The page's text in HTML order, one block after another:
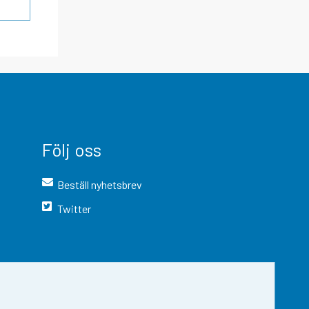
Följ oss
Beställ nyhetsbrev
Twitter